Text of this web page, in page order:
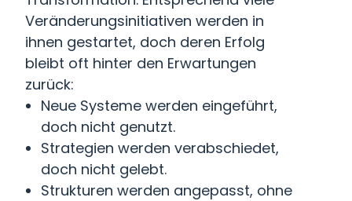
Veränderungsinitiativen werden in
ihnen gestartet, doch deren Erfolg
bleibt oft hinter den Erwartungen
zurück:
Neue Systeme werden eingeführt,
doch nicht genutzt.
Strategien werden verabschiedet,
doch nicht gelebt.
Strukturen werden angepasst, ohne